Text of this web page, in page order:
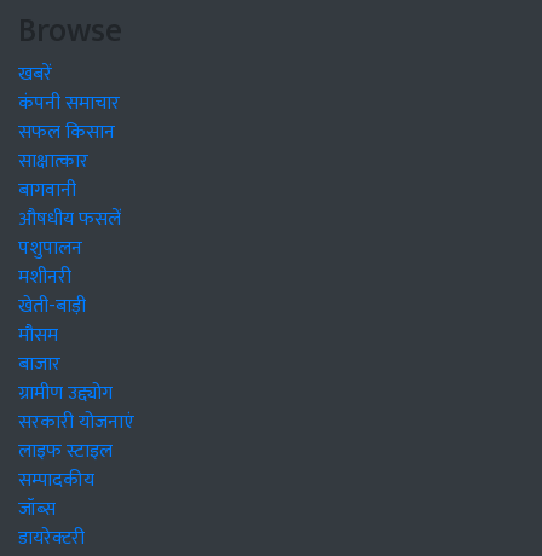
Browse
खबरें
कंपनी समाचार
सफल किसान
साक्षात्कार
बागवानी
औषधीय फसलें
पशुपालन
मशीनरी
खेती-बाड़ी
मौसम
बाजार
ग्रामीण उद्द्योग
सरकारी योजनाएं
लाइफ स्टाइल
सम्पादकीय
जॉब्स
डायरेक्टरी